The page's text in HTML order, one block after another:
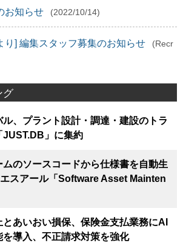
お知らせ (2022/10/14)
り] 編集スタッフ募集のお知らせ
(Recr
グ
ル、プラント設計・調達・建設のトラ
JUST.DB」に集約
ムのソースコードから仕様書を自動生
スアール「Software Asset Mainten
あいおい損保、保険金支払業務にAI
を導入、不正請求対策を強化